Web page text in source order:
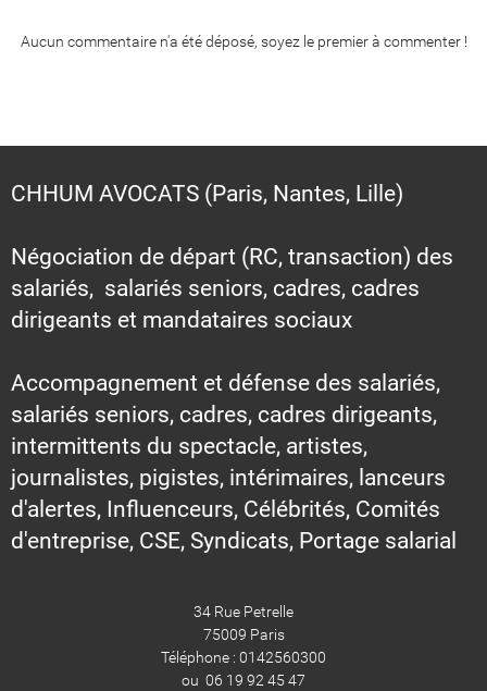
Aucun commentaire n'a été déposé, soyez le premier à commenter !
CHHUM AVOCATS (Paris, Nantes, Lille)
Négociation de départ (RC, transaction) des
salariés, salariés seniors, cadres, cadres
dirigeants et mandataires sociaux
Accompagnement et défense des salariés,
salariés seniors, cadres, cadres dirigeants,
intermittents du spectacle, artistes,
journalistes, pigistes, intérimaires, lanceurs
d'alertes, Influenceurs, Célébrités, Comités
d'entreprise, CSE, Syndicats, Portage salarial
34 Rue Petrelle
75009 Paris
Téléphone : 0142560300
ou 06 19 92 45 47